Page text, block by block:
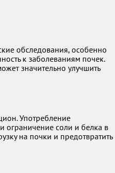
обследования, особенно
к заболеваниям почек.
значительно улучшить
Употребление
ограничение соли и белка в
на почки и предотвратить